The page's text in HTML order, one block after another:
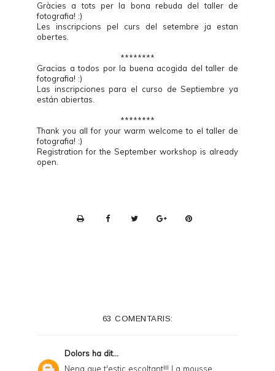
Gràcies a tots per la bona rebuda del taller de
fotografia! :)
Les inscripcions pel curs del setembre ja estan
obertes.
********
Gracias a todos por la buena acogida del taller de
fotografia! :)
Las inscripciones para el curso de Septiembre ya
están abiertas.
********
Thank you all for your warm welcome to el taller de
fotografia! :)
Registration for the September workshop is already
open.
63 COMENTARIS:
Dolors ha dit...
Nena que t'estic escoltant!!! La mousse